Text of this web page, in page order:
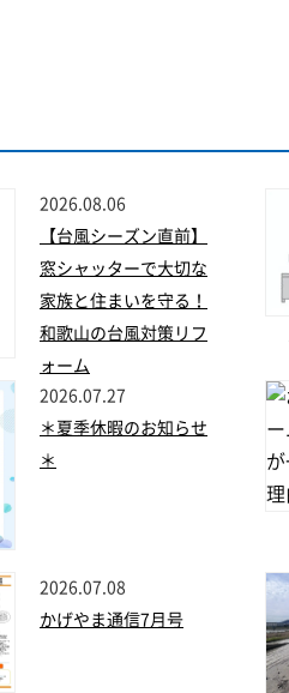
2026.08.06
【台風シーズン直前】
窓シャッターで大切な
家族と住まいを守る！
和歌山の台風対策リフ
ォーム
2026.07.27
＊夏季休暇のお知らせ
＊
2026.07.08
かげやま通信7月号